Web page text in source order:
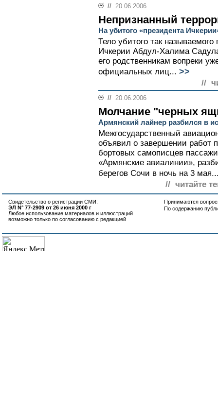
// 20.06.2006
Непризнанный
На убитого «президента
Тело убитого так
Ичкерии Абдул-Халима
его родственникам вопреки
официальных лиц... >>
//
// 20.06.2006
Молчание "черных
Армянский лайнер разбился в
Межгосударственный
объявил о завершении работ
бортовых самописцев
«Армянские авиалинии»,
берегов Сочи в ночь на 3
// читайте
Свидетельство о регистрации СМИ:
ЭЛ N° 77-2909 от 26 июня 2000 г
Любое использование материалов и иллюстраций
возможно только по согласованию с редакцией
Принимаются
По содержанию